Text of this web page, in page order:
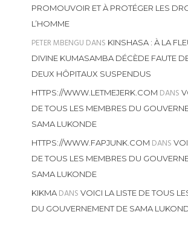
PROMOUVOIR ET À PROTÉGER LES
L’HOMME
PETER MBENGU DANS KINSHASA : À LA
DIVINE KUMASAMBA DÉCÈDE FAUTE
DEUX HÔPITAUX SUSPENDUS
HTTPS://WWW.LETMEJERK.COM DANS
DE TOUS LES MEMBRES DU
SAMA LUKONDE
HTTPS://WWW.FAPJUNK.COM DANS
DE TOUS LES MEMBRES DU
SAMA LUKONDE
KIKMADANS VOICI LA LISTE DE TOUS
DU GOUVERNEMENT DE SAMA